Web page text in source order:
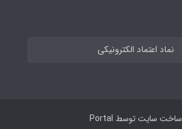
نماد اعتماد الکترونیکی
ساخت سایت توسط Portal